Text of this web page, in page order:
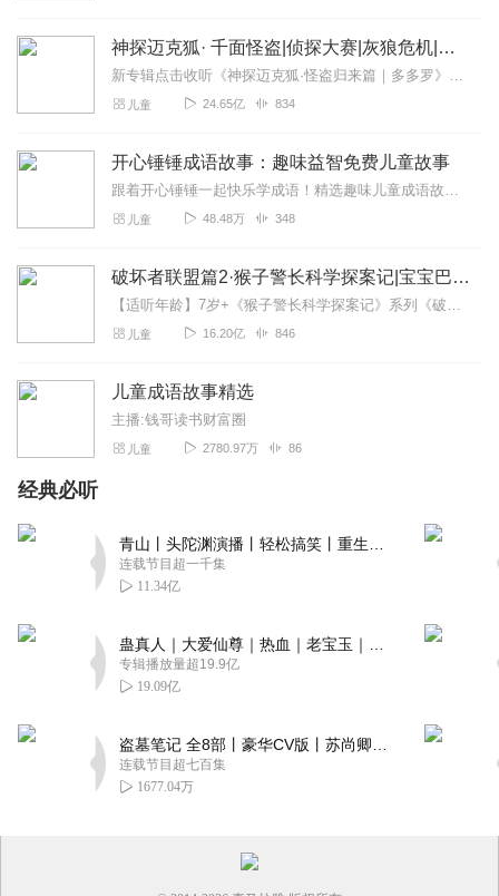
神探迈克狐· 千面怪盗|侦探大赛|灰狼危机|多多罗
新专辑点击收听《神探迈克狐·怪盗归来篇｜多多罗》！！！>>>点击进入主播橱窗购买《神探迈克狐》系列图书吧!<<<多多罗故事【点击前往】收听多多罗其他好玩有趣的故...
儿童 24.65亿 834
开心锤锤成语故事：趣味益智免费儿童故事
跟着开心锤锤一起快乐学成语！精选趣味儿童成语故事，全程免费收听，情节生动有趣、节奏轻快，在欢乐的故事里积累成语、提升表达力，适合孩子日常磨耳朵，轻松收获知识与快...
儿童 48.48万 348
破坏者联盟篇2·猴子警长科学探案记|宝宝巴士故事
【适听年龄】7岁+《猴子警长科学探案记》系列《破坏者联盟篇1·猴子警长科学探案记》>>>《破坏者联盟篇2·猴子警长科学探案记》>>>《破坏者联盟篇3·猴子警长科...
儿童 16.20亿 846
儿童成语故事精选
主播:钱哥读书财富圈
儿童 2780.97万 86
经典必听
连载节目超一千集
11.34亿
专辑播放量超19.9亿
19.09亿
连载节目超七百集
1677.04万